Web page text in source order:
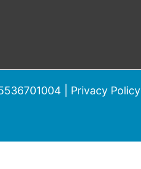
| Privacy Policy